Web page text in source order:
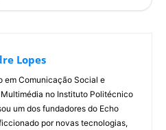
Lopes
em Comunicação Social e
no Instituto Politécnico
um dos fundadores do Echo
por novas tecnologias,